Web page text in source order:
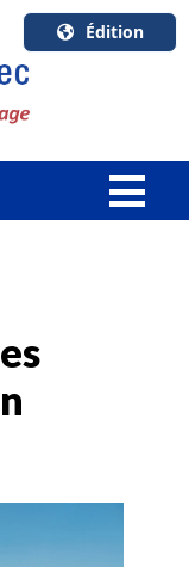
Édition
U.S.A.
English
Canada